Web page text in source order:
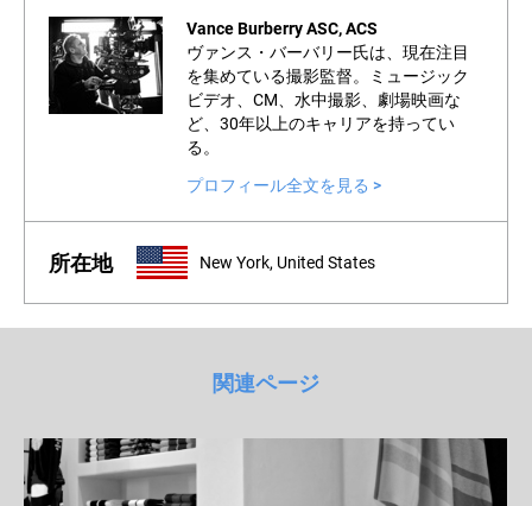
Vance Burberry ASC, ACS
ヴァンス・バーバリー氏は、現在注目
を集めている撮影監督。ミュージック
ビデオ、CM、水中撮影、劇場映画な
ど、30年以上のキャリアを持ってい
る。
プロフィール全文を見る >
所在地 New York, United States
関連ページ